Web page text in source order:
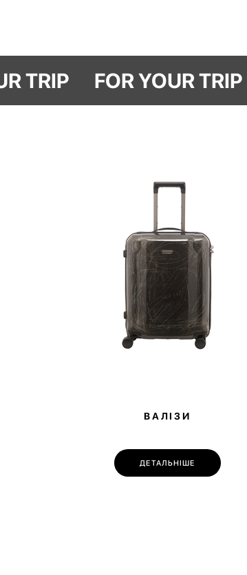
YOUR TRIP FOR YOUR
ВАЛІЗИ
ДЕТАЛЬНІШЕ